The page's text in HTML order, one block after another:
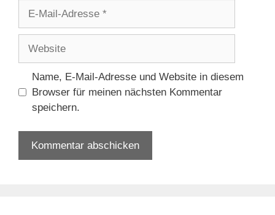
Name, E-Mail-Adresse und Website in diesem
Browser für meinen nächsten Kommentar
speichern.